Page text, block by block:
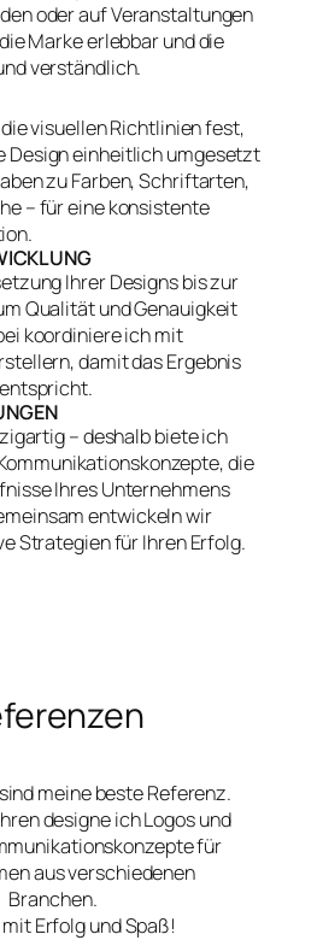
oder auf Veranstaltungen
Marke erlebbar und die
verständlich.
visuellen Richtlinien fest,
Design einheitlich umgesetzt
zu Farben, Schriftarten,
– für eine konsistente
Ihrer Designs bis zur
Qualität und Genauigkeit
koordiniere ich mit
damit das Ergebnis
– deshalb biete ich
die
Ihres Unternehmens
entwickeln wir
Strategien für Ihren Erfolg.
meine beste Referenz.
designe ich Logos und
für
aus verschiedenen
Branchen.
Erfolg und Spaß!